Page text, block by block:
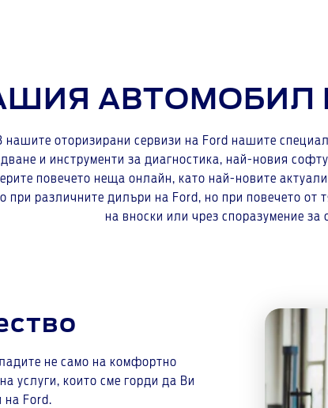
АВТОМОБИЛ
оторизирани сервизи на Ford нашите
и инструменти за диагностика, най-новия
повечето неща онлайн, като най-новите
различните дилъри на Ford, но при повечето от
на вноски или чрез споразумение за
не само на комфортно
услуги, които сме горди да Ви
на Ford.